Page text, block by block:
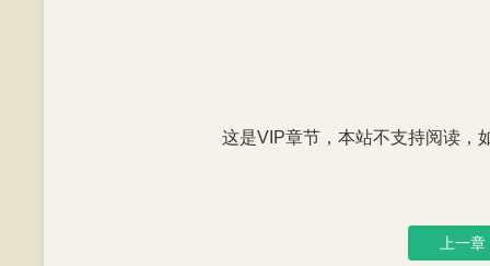
这是VIP章节，本站不支持阅读，
上一章